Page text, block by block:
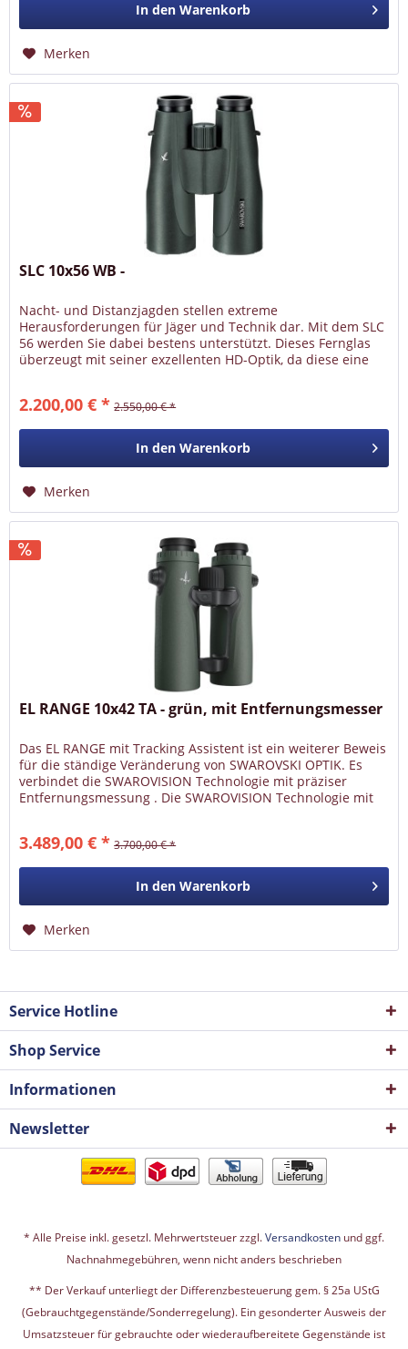
In den Warenkorb
Merken
SLC 10x56 WB -
Nacht- und Distanzjagden stellen extreme
Herausforderungen für Jäger und Technik dar. Mit dem SLC
56 werden Sie dabei bestens unterstützt. Dieses Fernglas
überzeugt mit seiner exzellenten HD-Optik, da diese eine
2.200,00 € * 2.550,00 € *
In den Warenkorb
Merken
EL RANGE 10x42 TA - grün, mit Entfernungsmesser
Das EL RANGE mit Tracking Assistent ist ein weiterer Beweis
für die ständige Veränderung von SWAROVSKI OPTIK. Es
verbindet die SWAROVISION Technologie mit präziser
Entfernungsmessung . Die SWAROVISION Technologie mit
3.489,00 € * 3.700,00 € *
In den Warenkorb
Merken
Service Hotline
Shop Service
Informationen
Newsletter
* Alle Preise inkl. gesetzl. Mehrwertsteuer zzgl.Versandkosten und ggf.
Nachnahmegebühren, wenn nicht anders beschrieben
** Der Verkauf unterliegt der Differenzbesteuerung gem. § 25a UStG
(Gebrauchtgegenstände/Sonderregelung). Ein gesonderter Ausweis der
Umsatzsteuer für gebrauchte oder wiederaufbereitete Gegenstände ist